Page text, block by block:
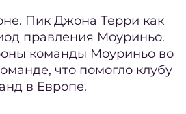
Пик Джона Терри как
правления Моуриньо.
команды Моуриньо во
что помогло клубу
в Европе.